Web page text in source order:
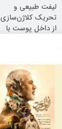
لیفت طبیعی و
تحریک کلاژن‌سازی
از داخل پوست با